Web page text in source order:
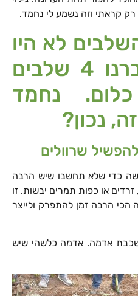
קראתי וזה נשמע לי נחמד.
לא היו
חובה. כבר עברנו 4 שלבים
נחמד
נכון?
שרוולים
כדי שלא תחשבו שיש הרבה
או כפות תמרים יבשות. זו
הכי הרבה זמן להתפרק ולייצר
ס"מ של שכבת אדמה. אדמה כלשהי שיש